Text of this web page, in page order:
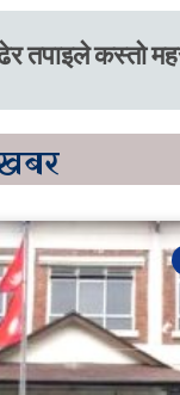
तपाइले कस्तो